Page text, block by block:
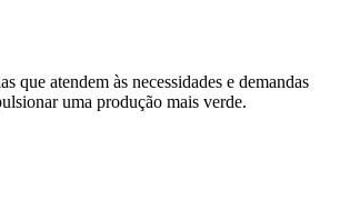
que atendem às necessidades e demandas
uma produção mais verde.